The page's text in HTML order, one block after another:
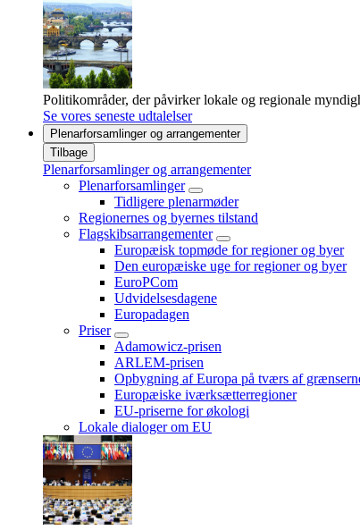
Politikområder, der påvirker lokale og regionale
Se vores seneste udtalelser
Plenarforsamlinger og arrangementer
Tilbage
Plenarforsamlinger og arrangementer
Plenarforsamlinger
Tidligere plenarmøder
Regionernes og byernes tilstand
Flagskibsarrangementer
Europæisk topmøde for regioner og byer
Den europæiske uge for regioner og byer
EuroPCom
Udvidelsesdagene
Europadagen
Priser
Adamowicz-prisen
ARLEM-prisen
Opbygning af Europa på tværs af
Europæiske iværksætterregioner
EU-priserne for økologi
Lokale dialoger om EU